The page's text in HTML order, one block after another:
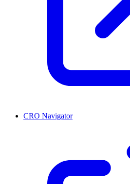
CRO Navigator